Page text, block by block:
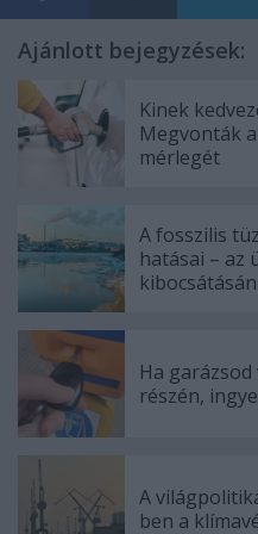
Ajánlott bejegyzések:
Kinek
Megvonták
mérlegét
A fosszilis
hatásai – az
Ha
részén,
A
ben a